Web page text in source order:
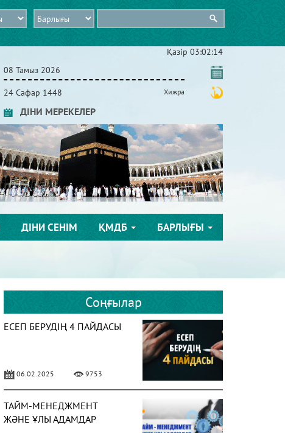
Қазір 03:02:15
08 Тамыз 2026
24 Сафар 1448 Хижра
ДІНИ МЕРЕКЕЛЕР
ДІНИ СЕНІМ ҚМДБ БАРЛЫҒЫ
Соңғылар
ЕСЕП БЕРУДІҢ 4 ПАЙДАСЫ
06.02.2025 9753
ТАЙМ-МЕНЕДЖМЕНТ
ЖӘНЕ ҰЛЫ АДАМДАР